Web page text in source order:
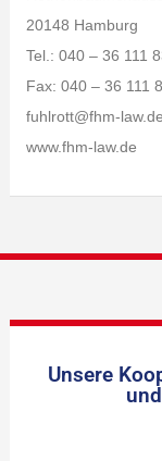
20148 Hamburg
Tel.: 040 – 36 111
Fax: 040 – 36 111
fuhlrott@fhm-law.de
www.fhm-law.de
Unsere